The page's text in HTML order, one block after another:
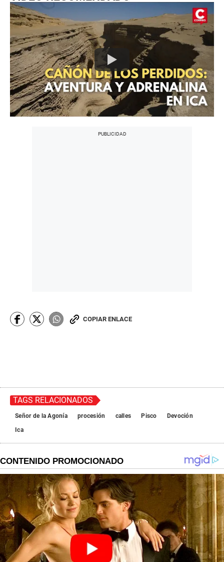
COPIAR ENLACE
TAGS RELACIONADOS
Señor de la Agonía procesión calles Pisco
Devoción
Ica